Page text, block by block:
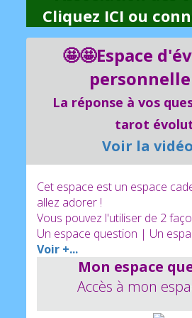
Cliquez ICI ou
🤩🤩Espace
personnelle
La réponse à vos
tarot
Voir la
Cet espace est un espace
allez adorer !
Vous pouvez l'utiliser de 2
Un espace question | Un
Voir +...
Mon espace
Accès à mon